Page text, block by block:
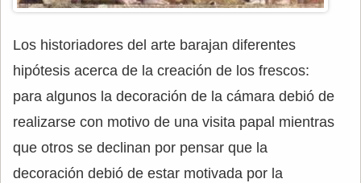
Los historiadores del arte barajan diferentes
hipótesis acerca de la creación de los frescos:
para algunos la decoración de la cámara debió de
realizarse con motivo de una visita papal mientras
que otros se declinan por pensar que la
decoración debió de estar motivada por la